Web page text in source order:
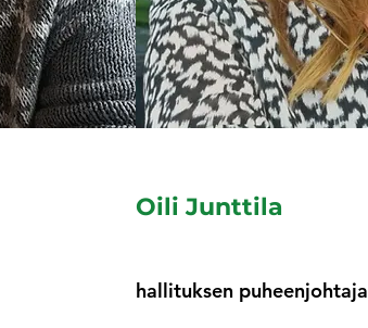
Oili Junttila
hallituksen puheenjohtaja